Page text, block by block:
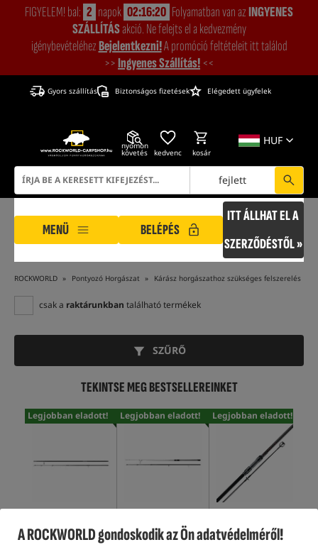
A ROCKWORLD gondoskodik az Ön adatvédelméről!
FIGYELEM! bal: 2 napok 02:16:18 Folyamatban van azINGYENES
SZÁLLÍTÁSakció. Ne felejts el a kedvezmény
igénybevételéhezBejelentkezni!A promóció feltételeit itt találod
>>Ingyenes Szállítás! <<
Gyors szállítás Biztonságos fizetések Elégedett ügyfelek
HUF
nyomon
követés kedvenc kosár
fejlett
MENÜ BELÉPÉS
ITT ÁLLHAT EL A
SZERZŐDÉSTŐL »
ROCKWORLD Pontyozó Horgászat Kárász horgászathoz szükséges felszerelés
csak a raktárunkban található termékek
SZŰRŐ
TEKINTSE MEG BESTSELLEREINKET
Legjobban eladott! Legjobban eladott!
Carp Rods (2 sec.)
Legjobban eladott!